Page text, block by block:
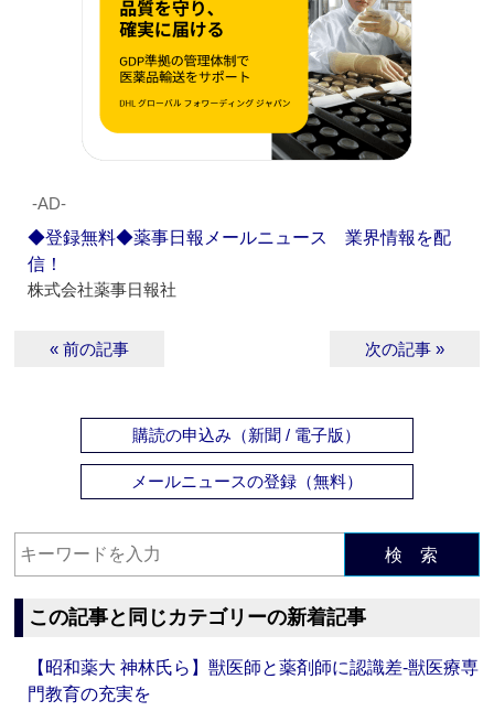
‐AD‐
◆登録無料◆薬事日報メールニュース 業界情報を配
信！
株式会社薬事日報社
« 前の記事 次の記事 »
購読の申込み（新聞 / 電子版）
メールニュースの登録（無料）
検 索
この記事と同じカテゴリーの新着記事
【昭和薬大 神林氏ら】獣医師と薬剤師に認識差‐獣医療専
門教育の充実を